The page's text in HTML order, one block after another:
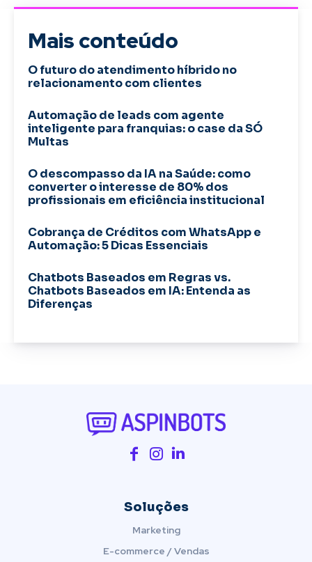
Mais conteúdo
O futuro do atendimento híbrido no
relacionamento com clientes
Automação de leads com agente
inteligente para franquias: o case da SÓ
Multas
O descompasso da IA na Saúde: como
converter o interesse de 80% dos
profissionais em eficiência institucional
Cobrança de Créditos com WhatsApp e
Automação: 5 Dicas Essenciais
Chatbots Baseados em Regras vs.
Chatbots Baseados em IA: Entenda as
Diferenças
Soluções
Marketing
E-commerce / Vendas